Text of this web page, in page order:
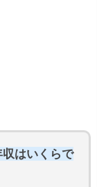
収はいくらで